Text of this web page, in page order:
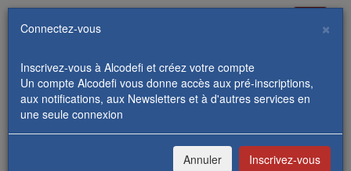
Connectez-vous ×
Inscrivez-vous à Alcodefi et créez votre compte
Un compte Alcodefi vous donne accès aux pré-inscriptions,
aux notifications, aux Newsletters et à d'autres services en
une seule connexion
Annuler Inscrivez-vous
REJOIGNEZ-NOUS
FORMATIONS PLANNING